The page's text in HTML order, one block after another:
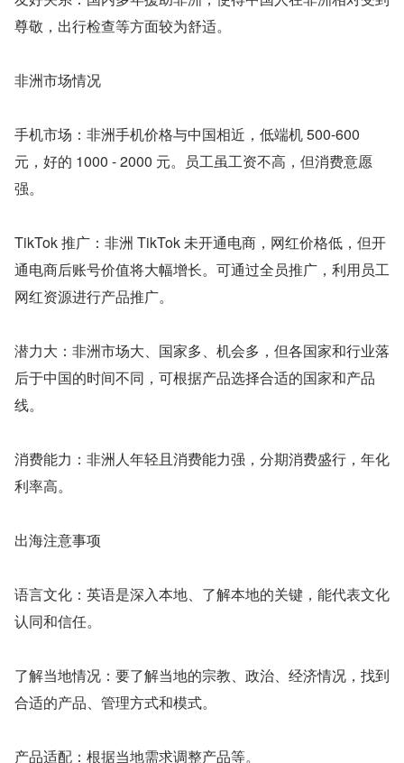
尊敬，出行检查等方面较为舒适。
非洲市场情况
手机市场：非洲手机价格与中国相近，低端机 500-600
元，好的 1000 - 2000 元。员工虽工资不高，但消费意愿
强。
TikTok 推广：非洲 TikTok 未开通电商，网红价格低，但开
通电商后账号价值将大幅增长。可通过全员推广，利用员工
网红资源进行产品推广。
潜力大：非洲市场大、国家多、机会多，但各国家和行业落
后于中国的时间不同，可根据产品选择合适的国家和产品
线。
消费能力：非洲人年轻且消费能力强，分期消费盛行，年化
利率高。
出海注意事项
语言文化：英语是深入本地、了解本地的关键，能代表文化
认同和信任。
了解当地情况：要了解当地的宗教、政治、经济情况，找到
合适的产品、管理方式和模式。
产品适配：根据当地需求调整产品等。